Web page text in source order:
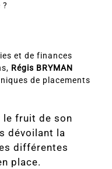
et de finances
Régis BRYMAN
de placements
le fruit de son
dévoilant la
différentes
place.